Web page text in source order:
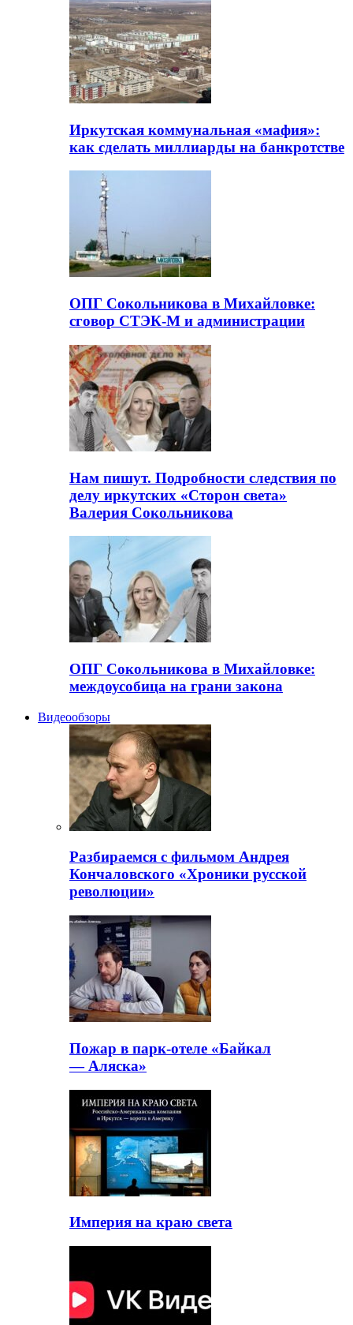
Иркутская коммунальная «мафия»:
как сделать миллиарды на банкротстве
ОПГ Сокольникова в Михайловке:
сговор СТЭК-М и администрации
Нам пишут. Подробности следствия по
делу иркутских «Сторон света»
Валерия Сокольникова
ОПГ Сокольникова в Михайловке:
междоусобица на грани закона
Видеообзоры
Разбираемся с фильмом Андрея
Кончаловского «Хроники русской
революции»
Пожар в парк-отеле «Байкал
— Аляска»
Империя на краю света